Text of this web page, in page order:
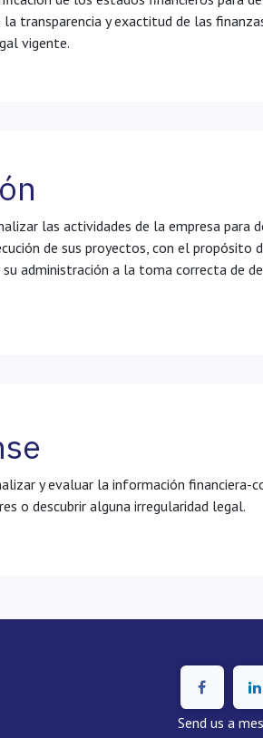
transparencia y exactitud de las
vigente.
las actividades de la empresa para
de sus proyectos, con el propósito
su administración a la toma correcta de
y evaluar la información financiera-
o descubrir alguna irregularidad legal.
Send us a